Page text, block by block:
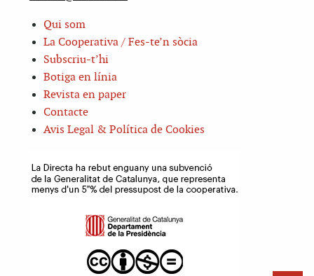
Qui som
La Cooperativa / Fes-te’n sòcia
Subscriu-t’hi
Botiga en línia
Revista en paper
Contacte
Avis Legal & Política de Cookies